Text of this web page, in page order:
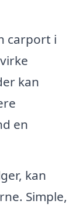
carport i
kan
en
kan
Simple,